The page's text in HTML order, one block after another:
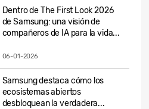
Dentro de The First Look 2026
de Samsung: una visión de
compañeros de IA para la vida...
06-01-2026
Samsung destaca cómo los
ecosistemas abiertos
desbloquean la verdadera...